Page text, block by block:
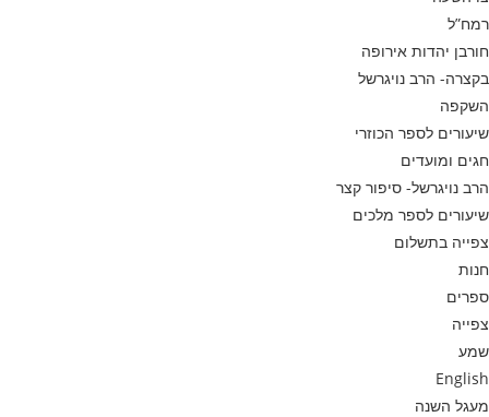
רמח”ל
חורבן יהדות אירופה
בקצרה- הרב נויגרשל
השקפה
שיעורים לספר הכוזרי
חגים ומועדים
הרב נויגרשל- סיפור קצר
שיעורים לספר מלכים
צפייה בתשלום
חנות
ספרים
צפייה
שמע
English
מעגל השנה